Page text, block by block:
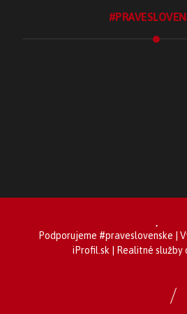
Podporujeme #praveslovenske |
iProfil.sk | Realitné služby